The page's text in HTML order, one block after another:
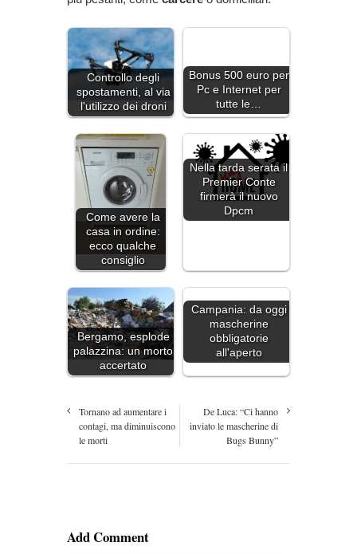
Controllo degli
spostamenti, al via
l'utilizzo dei droni
Bonus 500 euro per
Pc e Internet per
tutte le…
Come avere la
casa in ordine:
ecco qualche
consiglio
Nella tarda serata il
Premier Conte
firmerà il nuovo
Dpcm
Bergamo, esplode
palazzina: un morto
accertato
Campania: da oggi
mascherine
obbligatorie
all'aperto
Tornano ad aumentare i
contagi, ma diminuiscono
le morti
De Luca: “Ci hanno
inviato le mascherine di
Bugs Bunny”
Add Comment